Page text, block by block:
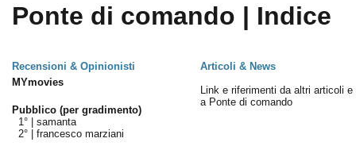
Ponte di comando | Indice
Recensioni & Opinionisti
Articoli & News
MYmovies
Pubblico (per gradimento)
1° | samanta
2° | francesco marziani
Link e riferimenti da altri articoli e
a Ponte di comando